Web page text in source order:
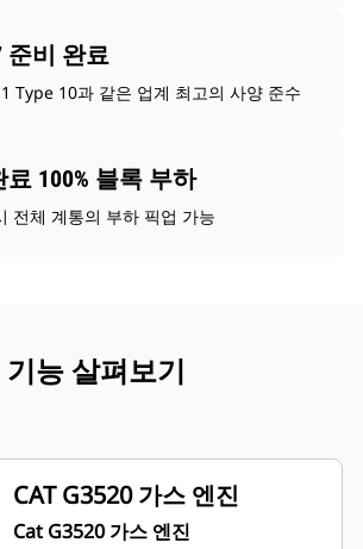
준비 완료
Type 10과 같은 업계 최고의 사양 준수
100% 블록 부하
전체 계통의 부하 픽업 가능
기능 살펴보기
CAT G3520 가스 엔진
Cat G3520 가스 엔진